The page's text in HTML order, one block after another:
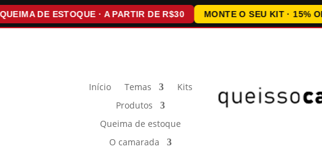
DE ESTOQUE · A PARTIR DE R$30 MONTE O SEU KIT · 15% OFF
Início Temas
Kits
Produtos
Queima de estoque
O camarada